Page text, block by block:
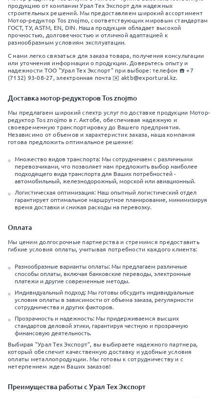
продукцию от компании Урал Тех Экспорт для надежных
строительных решений. Мы предоставляем широкий ассортимент
Мотор-редуктор Tos znojmo, соответствующих мировым стандартам
ГОСТ, ТУ, ASTM, EN, DIN. Наша продукция обладает высокой
прочностью, долговечностью и отличной адаптацией к
разнообразным условиям эксплуатации.
С нами легко связаться для заказа товара, получения консультации
или уточнения информации о продукции. Доверьтесь опыту и
надежности ТОО "Урал Тех Экспорт" при выборе: телефон ☎️ +7
(7132) 93-08-27, электронная почта ✉️ aktb@exportural.kz.
Доставка мотор-редукторов Tos znojmo
Мы предлагаем широкий спектр услуг по доставке продукции Мотор-
редуктор Tos znojmo в г. Актобе, обеспечивая надежную и
своевременную транспортировку до Вашего предприятия.
Независимо от объемов и характеристик заказа, наша компания
готова предложить оптимальное решение:
Множество видов транспорта: Мы сотрудничаем с различными
перевозчиками, что позволяет нам предложить выбор наиболее
подходящего вида транспорта для Ваших потребностей -
автомобильный, железнодорожный, морской или авиационный.
Логистическая оптимизация: Наш опытный логистический отдел
гарантирует оптимальное маршрутное планирование, минимизируя
время доставки и снижая расходы на перевозку.
Оплата
Мы ценим долгосрочные партнерства и стремимся предоставить
гибкие условия оплаты, учитывая потребности каждого клиента:
Разнообразные варианты оплаты: Мы предлагаем различные
способы оплаты, включая банковские переводы, электронные
платежи и другие современные методы.
Индивидуальный подход: Мы готовы обсудить индивидуальные
условия оплаты в зависимости от объема заказа, регулярности
сотрудничества и других факторов.
Прозрачность и надежность: Мы придерживаемся высших
стандартов деловой этики, гарантируя честную и прозрачную
финансовую деятельность.
Выбирая "Урал Тех Экспорт", вы выбираете надежного партнера,
который обеспечит качественную доставку и удобные условия
оплаты металлопродукции. Мы готовы к сотрудничеству и с
нетерпением ждем Ваших заказов!
Преимущества работы с Урал Тех Экспорт